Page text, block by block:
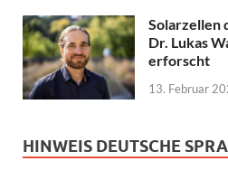
Solarzellen
Dr. Lukas
erforscht
13. Februar
HINWEIS DEUTSCHE